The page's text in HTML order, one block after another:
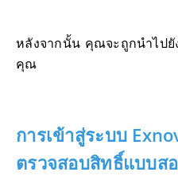
หลังจากนั้น คุณจะถูกนำไป
คุณ
การเข้าสู่ระบบ
ตรวจสอบสิทธิ์แบบส